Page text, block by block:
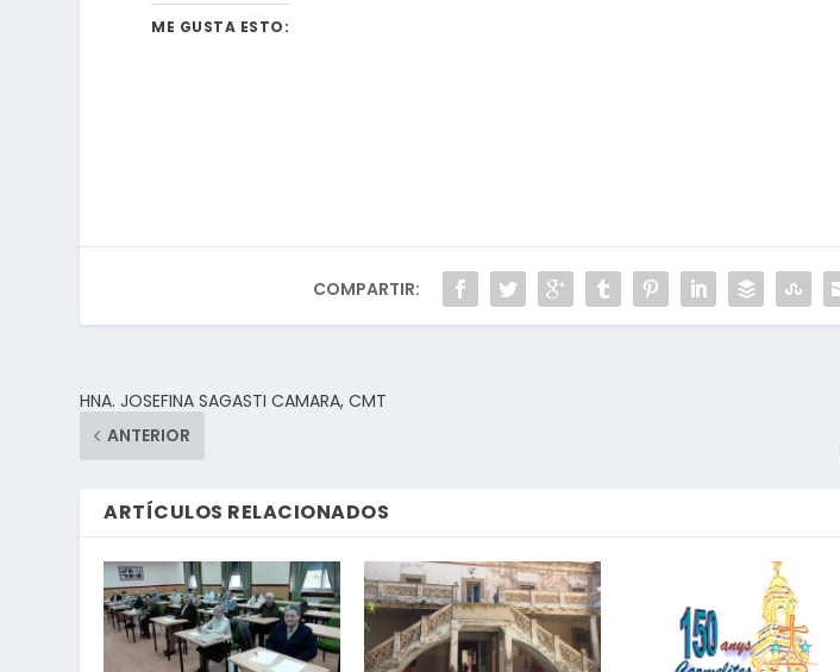
ME GUSTA ESTO:
COMPARTIR:
HNA. JOSEFINA SAGASTI CAMARA, CMT
ANTERIOR
ARTÍCULOS RELACIONADOS